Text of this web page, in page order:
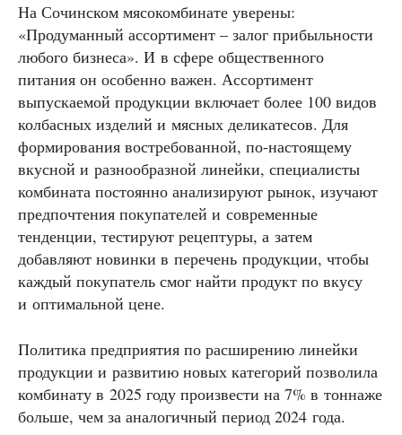
На Сочинском мясокомбинате уверены:
«Продуманный ассортимент – залог прибыльности
любого бизнеса». И в сфере общественного
питания он особенно важен. Ассортимент
выпускаемой продукции включает более 100 видов
колбасных изделий и мясных деликатесов. Для
формирования востребованной, по-настоящему
вкусной и разнообразной линейки, специалисты
комбината постоянно анализируют рынок, изучают
предпочтения покупателей и современные
тенденции, тестируют рецептуры, а затем
добавляют новинки в перечень продукции, чтобы
каждый покупатель смог найти продукт по вкусу
и оптимальной цене.
Политика предприятия по расширению линейки
продукции и развитию новых категорий позволила
комбинату в 2025 году произвести на 7% в тоннаже
больше, чем за аналогичный период 2024 года.